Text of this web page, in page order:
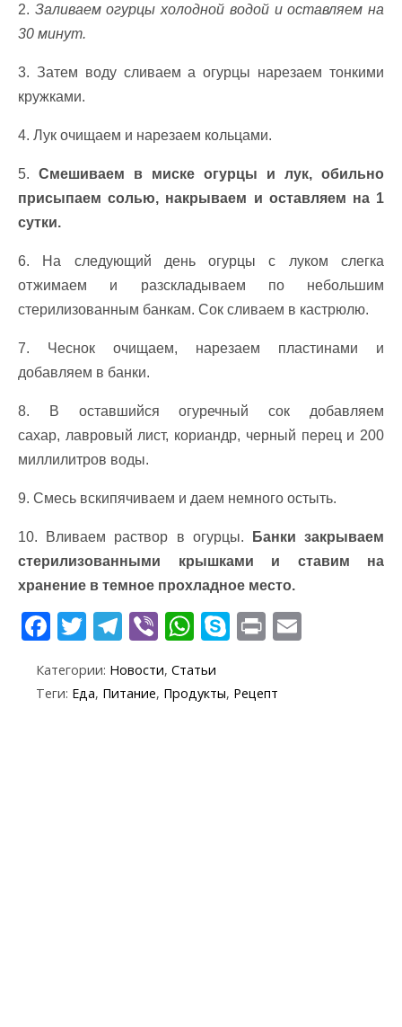
2. Заливаем огурцы холодной водой и оставляем на
30 минут.
3. Затем воду сливаем а огурцы нарезаем тонкими
кружками.
4. Лук очищаем и нарезаем кольцами.
5. Смешиваем в миске огурцы и лук, обильно
присыпаем солью, накрываем и оставляем на 1
сутки.
6. На следующий день огурцы с луком слегка
отжимаем и разскладываем по небольшим
стерилизованным банкам. Сок сливаем в кастрюлю.
7. Чеснок очищаем, нарезаем пластинами и
добавляем в банки.
8. В оставшийся огуречный сок добавляем
сахар, лавровый лист, кориандр, черный перец и 200
миллилитров воды.
9. Смесь вскипячиваем и даем немного остыть.
10. Вливаем раствор в огурцы.
Банки закрываем
стерилизованными крышками и ставим на
хранение в темное прохладное место.
F
ac
e
b
T
w
itt
er
T
el
e
gr
Vi
b
er
W
h
at
s
S
k
y
p
Pr
in
t
Категории: Новости, Статьи
Теги: Еда, Питание, Продукты, Рецепт